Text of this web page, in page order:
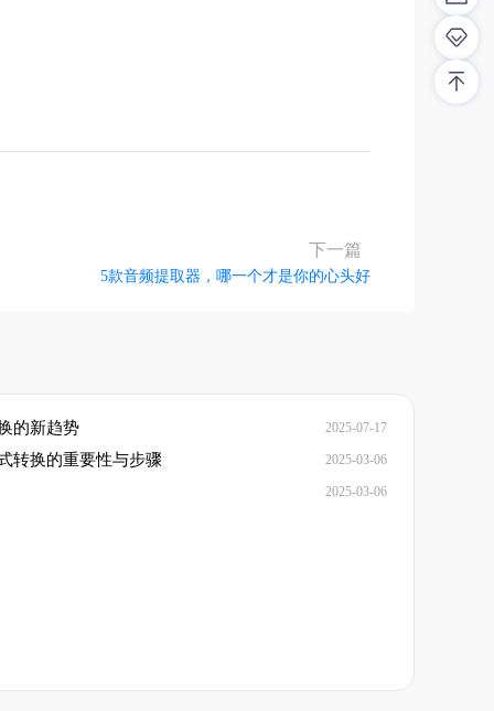
下一篇
5款音频提取器，哪一个才是你的心头好
的新趋势 2025-07-17
转换的重要性与步骤 2025-03-06
2025-03-06